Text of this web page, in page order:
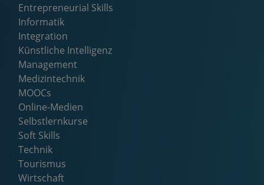
Entrepreneurial Skills
Informatik
Integration
Künstliche Intelligenz
Management
Medizintechnik
MOOCs
Online-Medien
Selbstlernkurse
Soft Skills
Technik
Tourismus
Wirtschaft